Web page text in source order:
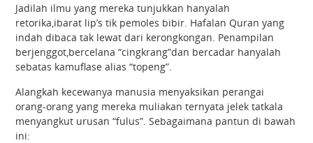
Jadilah ilmu yang mereka tunjukkan hanyalah
retorika,ibarat lip’s tik pemoles bibir. Hafalan Quran yang
indah dibaca tak lewat dari kerongkongan. Penampilan
berjenggot,bercelana “cingkrang”dan bercadar hanyalah
sebatas kamuflase alias “topeng”.
Alangkah kecewanya manusia menyaksikan perangai
orang-orang yang mereka muliakan ternyata jelek tatkala
menyangkut urusan “fulus”. Sebagaimana pantun di bawah
ini: